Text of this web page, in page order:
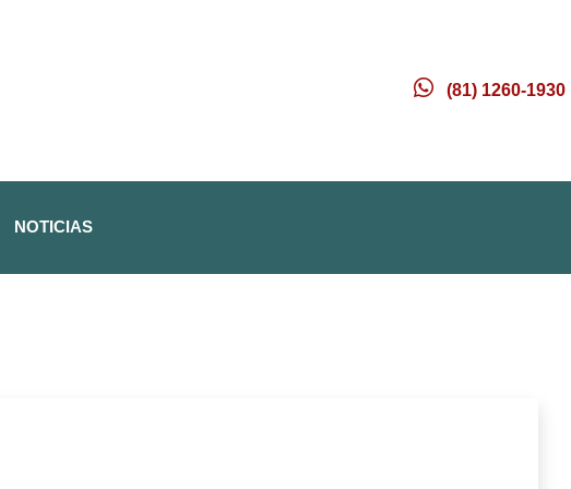
(81) 1260-1930
NOTICIAS